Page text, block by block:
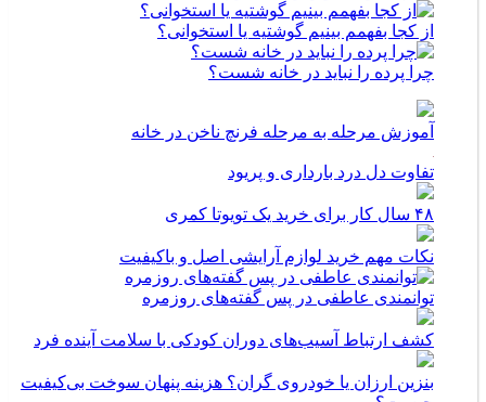
از کجا بفهمم بینیم گوشتیه یا استخوانی؟
چرا پرده را نباید در خانه شست؟
آموزش مرحله به مرحله فرنچ ناخن در خانه
تفاوت دل درد بارداری و پریود
۴۸ سال کار برای خرید یک تویوتا کمری
نکات مهم خرید لوازم آرایشی اصل و باکیفیت
توانمندی عاطفی در پس گفته‌های روزمره
کشف ارتباط آسیب‌های دوران کودکی با سلامت آینده فرد
بنزین ارزان یا خودروی گران؟ هزینه پنهان سوخت بی‌کیفیت